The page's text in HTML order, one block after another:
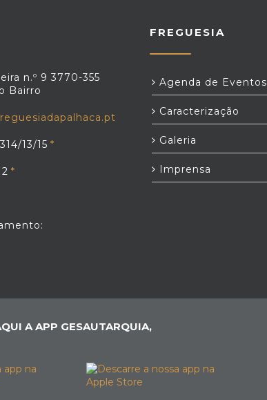
n.º 9 3770-355
Bairro
13/15
FREGUESIA
Agenda de Eventos
Caracterização
Galeria
Imprensa
A APP GESAUTARQUIA,